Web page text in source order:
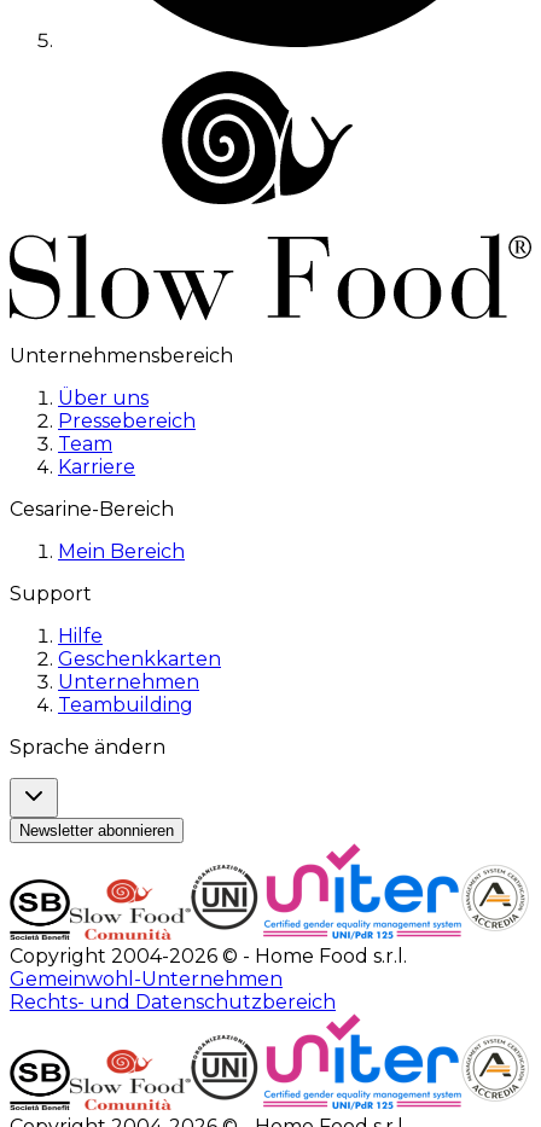
Unternehmensbereich
Über uns
Pressebereich
Team
Karriere
Cesarine-Bereich
Mein Bereich
Support
Hilfe
Geschenkkarten
Unternehmen
Teambuilding
Sprache ändern
Newsletter abonnieren
Copyright 2004-2026 © - Home Food s.r.l.
Gemeinwohl-Unternehmen
Rechts- und Datenschutzbereich